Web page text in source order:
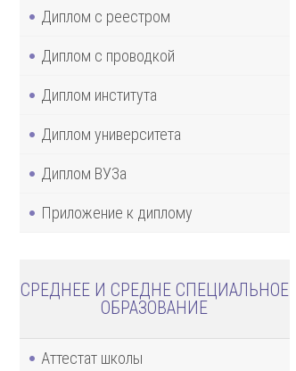
Диплом с реестром
Диплом с проводкой
Диплом института
Диплом университета
Диплом ВУЗа
Приложение к диплому
СРЕДНЕЕ И СРЕДНЕ СПЕЦИАЛЬНОЕ
ОБРАЗОВАНИЕ
Аттестат школы